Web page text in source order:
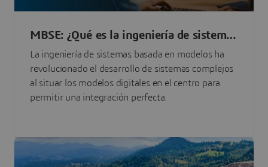
MBSE: ¿Qué es la ingeniería de sistemas
basada en modelos?
La ingeniería de sistemas basada en modelos ha
revolucionado el desarrollo de sistemas complejos
al situar los modelos digitales en el centro para
permitir una integración perfecta.